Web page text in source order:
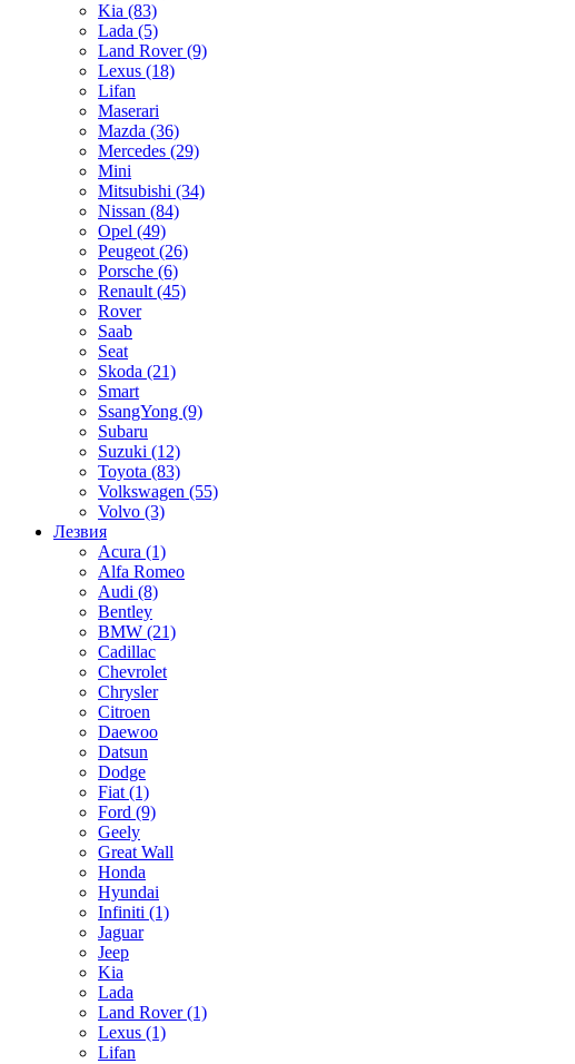
Kia (83)
Lada (5)
Land Rover(9)
Lexus (18)
Lifan
Maserari
Mazda (36)
Mercedes (29)
Mini
Mitsubishi (34)
Nissan (84)
Opel (49)
Peugeot (26)
Porsche (6)
Renault (45)
Rover
Saab
Seat
Skoda (21)
Smart
SsangYong (9)
Subaru
Suzuki (12)
Toyota (83)
Volkswagen (55)
Volvo (3)
Лезвия
Acura (1)
Alfa Romeo
Audi (8)
Bentley
BMW (21)
Cadillac
Chevrolet
Chrysler
Citroen
Daewoo
Datsun
Dodge
Fiat (1)
Ford (9)
Geely
Great Wall
Honda
Hyundai
Infiniti (1)
Jaguar
Jeep
Kia
Lada
Land Rover(1)
Lexus (1)
Lifan